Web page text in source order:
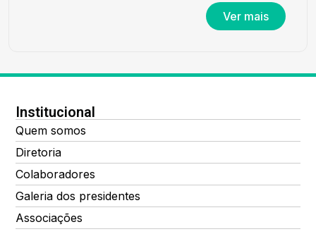
Ver mais
Institucional
Quem somos
Diretoria
Colaboradores
Galeria dos presidentes
Associações